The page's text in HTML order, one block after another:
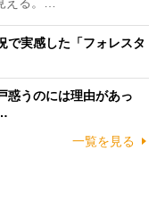
える。…
で実感した「フォレスタ
惑うのには理由があっ
一覧を見る